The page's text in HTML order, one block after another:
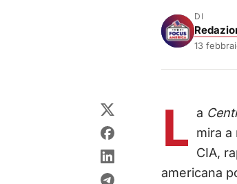
DI
13
L a
mira a
CIA,
americana